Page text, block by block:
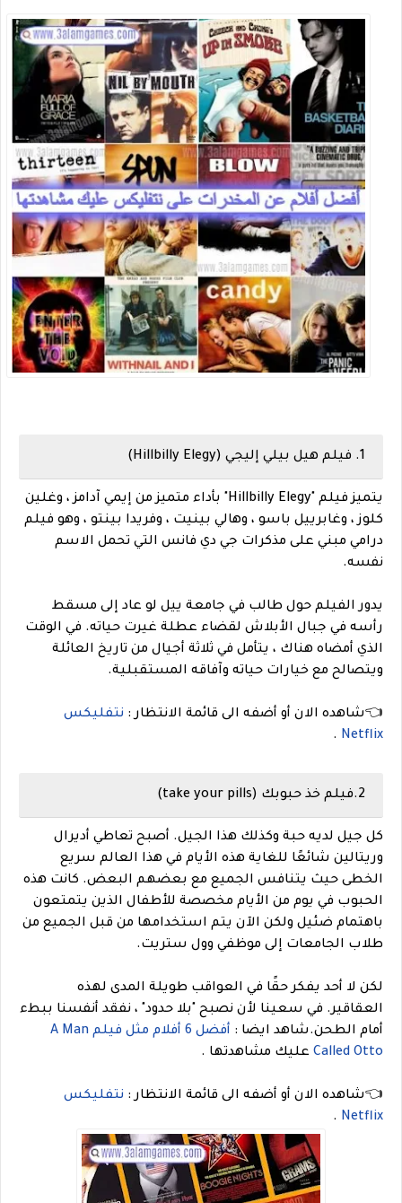
1. فيلم هيل بيلي إليجي (Hillbilly Elegy)
يتميز فيلم "Hillbilly Elegy" بأداء متميز من إيمي آدامز ، وغلين
كلوز ، وغابرييل باسو ، وهالي بينيت ، وفريدا بينتو ، وهو فيلم
درامي مبني على مذكرات جي دي فانس التي تحمل الاسم
نفسه.
يدور الفيلم حول طالب في جامعة ييل لو عاد إلى مسقط
رأسه في جبال الأبلاش لقضاء عطلة غيرت حياته. في الوقت
الذي أمضاه هناك ، يتأمل في ثلاثة أجيال من تاريخ العائلة
ويتصالح مع خيارات حياته وآفاقه المستقبلية.
👈شاهده الان أو أضفه الى قائمة الانتظار : نتفليكس
Netflix
.
2.فيلم خذ حبوبك (take your pills)
كل جيل لديه حبة وكذلك هذا الجيل. أصبح تعاطي أديرال
وريتالين شائعًا للغاية هذه الأيام في هذا العالم سريع
الخطى حيث يتنافس الجميع مع بعضهم البعض. كانت هذه
الحبوب في يوم من الأيام مخصصة للأطفال الذين يتمتعون
باهتمام ضئيل ولكن الآن يتم استخدامها من قبل الجميع من
طلاب الجامعات إلى موظفي وول ستريت.
لكن لا أحد يفكر حقًا في العواقب طويلة المدى لهذه
العقاقير. في سعينا لأن نصبح "بلا حدود" ، نفقد أنفسنا ببطء
أمام الطحن.شاهد ايضا :
أفضل 6 أفلام مثل فيلم A Man
Called Otto عليك مشاهدتها .
👈شاهده الان أو أضفه الى قائمة الانتظار : نتفليكس
Netflix
.